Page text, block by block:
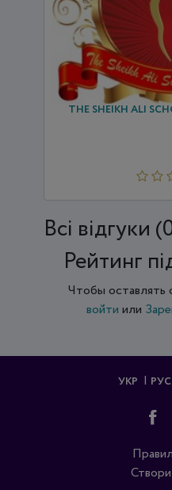
THE SHEIKH ALI
Всi відгуки
Рейтинг
Чтобы
войти или
УКР РУС